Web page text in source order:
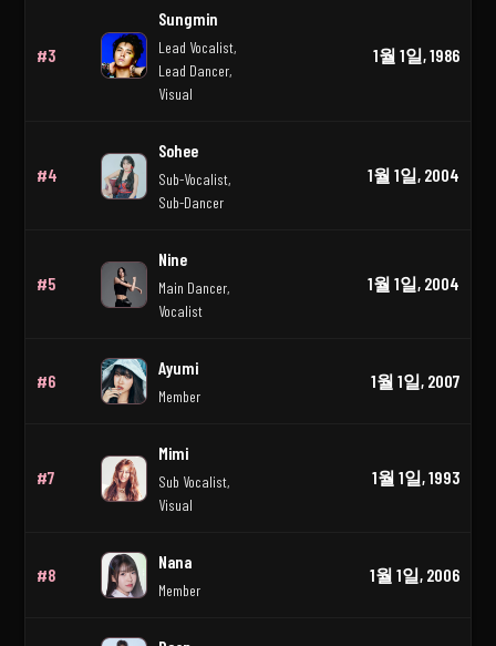
#3
Sungmin
Lead Vocalist,
Lead Dancer,
Visual
1월 1일, 1986
#4
Sohee
Sub-Vocalist,
Sub-Dancer
1월 1일, 2004
#5
Nine
Main Dancer,
Vocalist
1월 1일, 2004
#6
Ayumi
Member
1월 1일, 2007
#7
Mimi
Sub Vocalist,
Visual
1월 1일, 1993
#8
Nana
Member
1월 1일, 2006